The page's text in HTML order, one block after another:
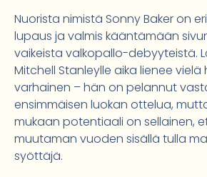
Nuorista nimistä Sonny Baker on
lupaus ja valmis kääntämään
vaikeista valkopallo-debyyteistä.
Mitchell Stanleylle aika lienee vielä
varhainen – hän on pelannut
ensimmäisen luokan ottelua,
mukaan potentiaali on sellainen,
muutaman vuoden sisällä tulla
syöttäjä.